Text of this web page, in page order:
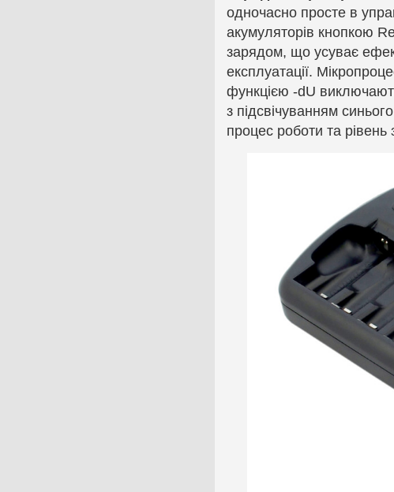
одночасно просте в
акумуляторів кнопкою
зарядом, що усуває
експлуатації.
функцією -dU
з підсвічуванням
процес роботи та рівень